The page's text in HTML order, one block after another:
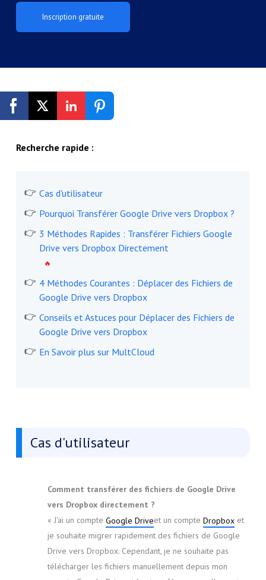
Inscription gratuite
Recherche rapide :
Cas d'utilisateur
Pourquoi Transférer Google Drive vers Dropbox ?
3 Méthodes Rapides : Transférer Fichiers Google
Drive vers Dropbox Directement
4 Méthodes Courantes : Déplacer des Fichiers de
Google Drive vers Dropbox
Conseils et Astuces pour Déplacer des Fichiers de
Google Drive vers Dropbox
En Savoir plus sur MultCloud
Cas d'utilisateur
Comment transférer des fichiers de Google Drive
vers Dropbox directement ?
« J'ai un compte Google Driveet un compte Dropboxet
je souhaite migrer rapidement des fichiers de Google
Drive vers Dropbox. Cependant, je ne souhaite pas
télécharger les fichiers manuellement depuis mon